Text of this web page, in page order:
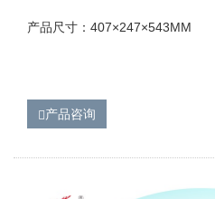
产品尺寸：407×247×543MM
产品咨询